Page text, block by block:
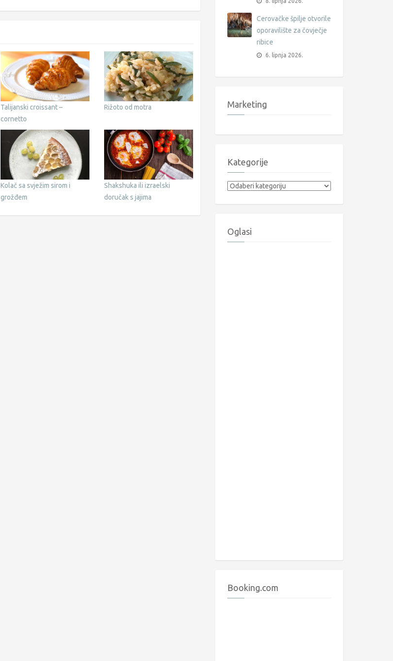
Talijanski croissant –
cornetto
Rižoto od motra
Kolač sa svježim sirom i
grožđem
Shakshuka ili izraelski
doručak s jajima
Cerovačke špilje otvorile
oporavilište za čovječje
ribice
6. lipnja 2026.
Marketing
Kategorije
Kategorije
Oglasi
Booking.com